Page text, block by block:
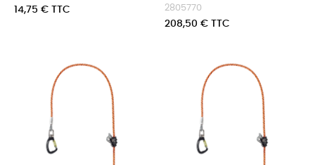
Prix
14,75 € TTC
2805770
Prix
208,50 € TTC